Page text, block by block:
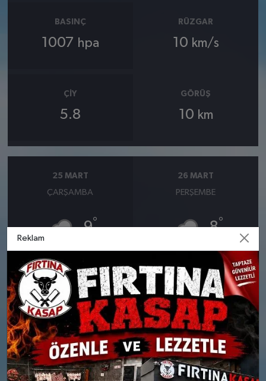
BASINÇ
1007 hpa
RÜZGAR
10 km/s
ÇIY
5.8
GÖRÜŞ
10 km
25 MART
ÇARŞAMBA
9°
Orta kuvvetli yağmurlu
Nem: %77
Rüzgar: 10 km/h
Yağış Olasılığı: %89
26 MART
PERŞEMBE
8°
Orta kuvvetli yağmurlu
Nem: %91
Rüzgar: 38 km/h
Yağış Olasılığı: %87
27 MART
CUMA
28 MART
CUMARTESI
Reklam